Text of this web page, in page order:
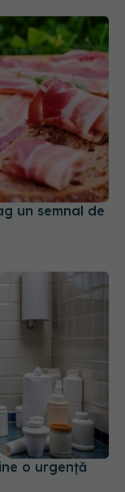
un semnal de
o urgență